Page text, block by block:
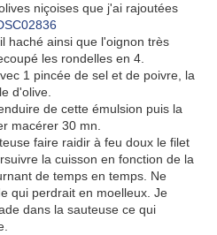
niçoises que j'ai rajoutées
haché ainsi que l'oignon très
les rondelles en 4.
1 pincée de sel et de poivre, la
d'olive.
de cette émulsion puis la
macérer 30 mn.
faire raidir à feu doux le filet
la cuisson en fonction de la
de temps en temps. Ne
qui perdrait en moelleux. Je
dans la sauteuse ce qui